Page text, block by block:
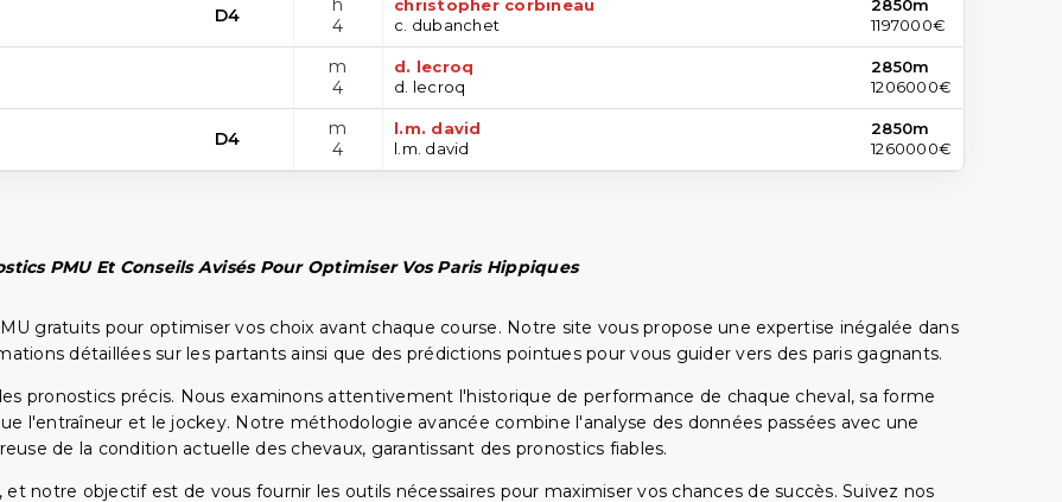
D4
h
4
christopher corbineau
c. dubanchet
2850m
1197000€
m
4
d. lecroq
d. lecroq
2850m
1206000€
D4
m
4
l.m. david
l.m. david
2850m
1260000€
PMU Et Conseils Avisés Pour Optimiser Vos Paris Hippiques
gratuits pour optimiser vos choix avant chaque course. Notre site vous propose une expertise inégalée dans
détaillées sur les partants ainsi que des prédictions pointues pour vous guider vers des paris gagnants.
pronostics précis. Nous examinons attentivement l'historique de performance de chaque cheval, sa forme
l'entraîneur et le jockey. Notre méthodologie avancée combine l'analyse des données passées avec une
de la condition actuelle des chevaux, garantissant des pronostics fiables.
notre objectif est de vous fournir les outils nécessaires pour maximiser vos chances de succès. Suivez nos